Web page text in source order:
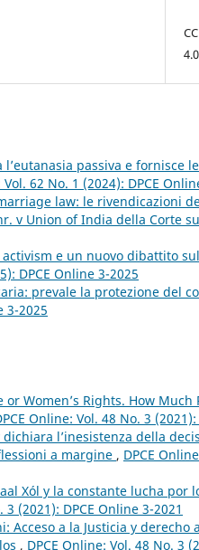
4.0
l’eutanasia passiva e fornisce
Vol. 62 No. 1 (2024): DPCE
law: le rivendicazioni
v Union of India della Corte
e un nuovo dibattito
DPCE Online 3-2025
prevale la protezione del
3-2025
or Women’s Rights. How
Online: Vol. 48 No. 3
l’inesistenza della
a margine , DPCE
Xól y la constante lucha por
3 (2021): DPCE Online 3-2021
Acceso a la Justicia y
, DPCE Online: Vol. 48 No. 3